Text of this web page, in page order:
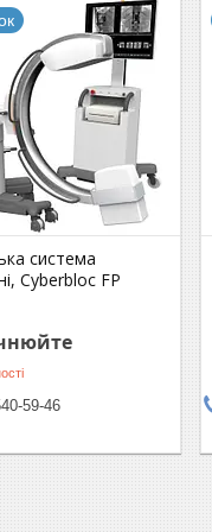
система
Cyberbloc FP
59-46